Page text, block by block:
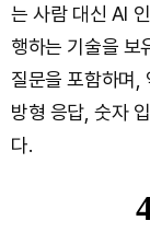
는 사람 대신 AI
행하는 기술을 보
질문을 포함하며,
방형 응답, 숫자
다.